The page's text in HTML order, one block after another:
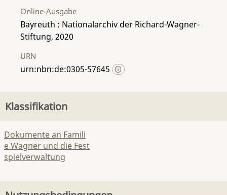
Online-Ausgabe
Bayreuth : Nationalarchiv der Richard-Wagner-
Stiftung, 2020
URN
urn:nbn:de:0305-57645
Klassifikation
Dokumente an Famili
e Wagner und die Fest
spielverwaltung